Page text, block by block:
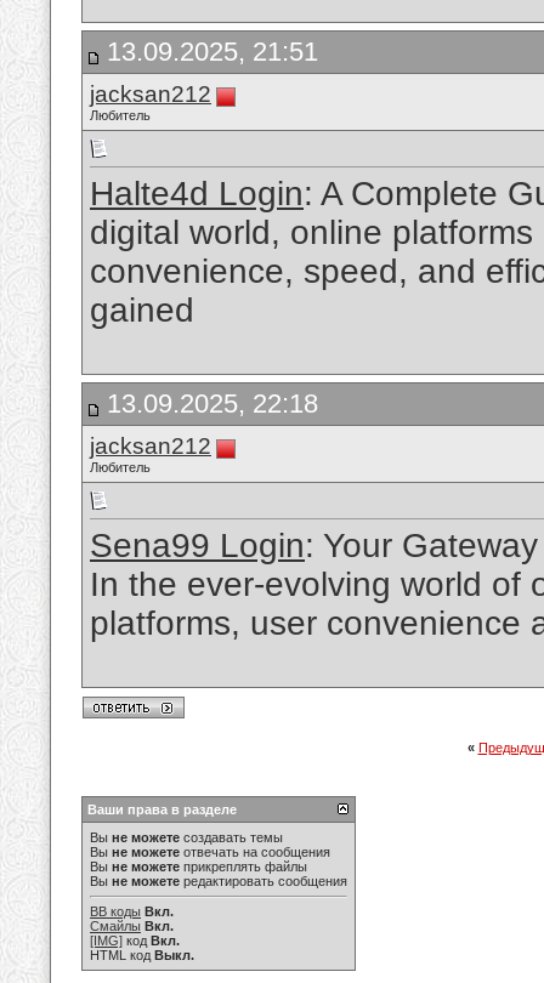
13.09.2025, 21:51
jacksan212
Любитель
Halte4d Login: A Complete
digital world, online
convenience, speed, and
gained
13.09.2025, 22:18
jacksan212
Любитель
Sena99 Login: Your
In the ever-evolving world of
platforms, user convenience
«
Ваши права в разделе
Вы не можете создавать темы
Вы не можете отвечать на сообщения
Вы не можете прикреплять файлы
Вы не можете редактировать сообщения
BB коды Вкл.
Смайлы Вкл.
[IMG] код Вкл.
HTML код Выкл.